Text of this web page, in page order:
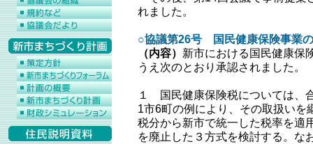
れました。
○協議第26号 国民健康保険事業
（内容） 新市における国民健康保
うえ次のとおり承認されました。
１ 国民健康保険税については、
1市6町の例により、その取扱いを
税分から新市で統一した税率を適
を廃止した３方式を検討する。な